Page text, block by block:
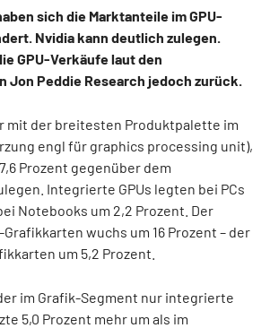
sich die Marktanteile im GPU-
Nvidia kann deutlich zulegen.
GPU-Verkäufe laut den
Jon Peddie Research jedoch zurück.
mit der breitesten Produktpalette im
engl für graphics processing unit),
Prozent gegenüber dem
Integrierte GPUs legten bei PCs
Notebooks um 2,2 Prozent. Der
wuchs um 16 Prozent – der
um 5,2 Prozent.
im Grafik-Segment nur integrierte
5,0 Prozent mehr um als im